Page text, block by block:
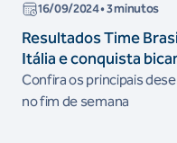
16/09/2024• 3 minutos
Resultados Time
Itália e conquista
Confira os principais
no fim de semana